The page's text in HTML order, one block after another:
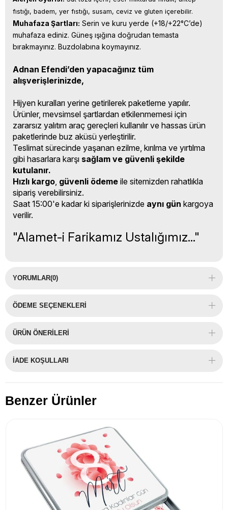
fıstığı, badem, yer fıstığı, susam, ceviz ve gluten içerebilir.
Muhafaza Şartları: Serin ve kuru yerde (+18/+22°C’de)
muhafaza ediniz. Güneş ışığına doğrudan temasta
bırakmayınız. Buzdolabına koymayınız.
Adnan Efendi’den yapacağınız tüm
alışverişlerinizde,
Hijyen kuralları yerine getirilerek paketleme yapılır.
Ürünler, mevsimsel şartlardan etkilenmemesi için
zararsız yalıtım araç gereçleri kullanılır ve hassas ürün
paketlerinde buz aküsü yerleştirilir.
Teslimat sürecinde yaşanan ezilme, kırılma ve yırtılma
gibi hasarlara karşı sağlam ve güvenli şekilde
kutulanır.
Hızlı kargo, güvenli ödeme ile sitemizden rahatlıkla
sipariş verebilirsiniz.
Saat 15:00'e kadar ki siparişlerinizde aynı gün kargoya
verilir.
"Alamet-i Farikamız Ustalığımız..."
YORUMLAR(0)
ÖDEME SEÇENEKLERI
ÜRÜN ÖNERILERI
İADE KOŞULLARI
Benzer Ürünler